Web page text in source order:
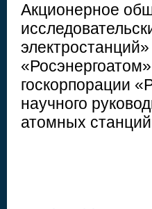
Акционерное
госкорпорации
научного
атомных